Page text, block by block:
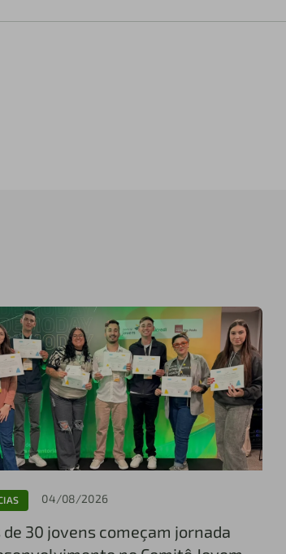
04/08/2026
de 30 jovens começam jornada